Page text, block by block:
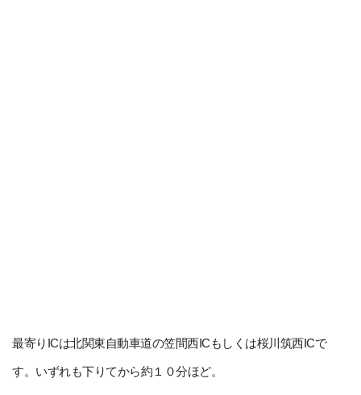
最寄りICは北関東自動車道の笠間西ICもしくは桜川筑西ICで
す。いずれも下りてから約１０分ほど。